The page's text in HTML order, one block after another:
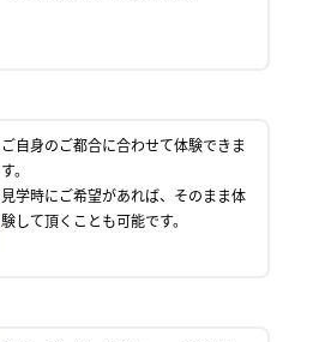
ご自身のご都合に合わせて体験できま
す。
見学時にご希望があれば、そのまま体
験して頂くことも可能です。